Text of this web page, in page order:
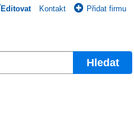
Editovat Kontakt Přidat firmu
Hledat